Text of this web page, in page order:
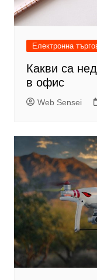
Електронна
Какви са
в офис
Web Sensei